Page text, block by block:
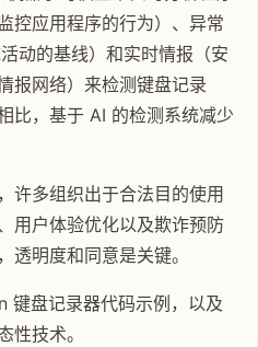
控应用程序的行为）、异常
动的基线）和实时情报（安
报网络）来检测键盘记录
比，基于 AI 的检测系统减少
许多组织出于合法目的使用
用户体验优化以及欺诈预防
透明度和同意是关键。
键盘记录器代码示例，以及
性技术。